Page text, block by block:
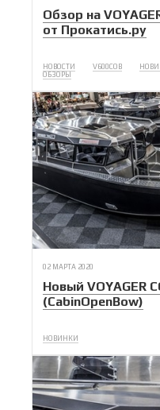
Обзор на
от Прокатись.ру
НОВОСТИ V600COB
ОБЗОРЫ
02 МАРТА 2020
Новый VOYAGER
(CabinOpenBow)
НОВИНКИ